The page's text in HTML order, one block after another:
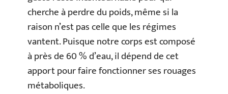
cherche à perdre du poids, même si la
raison n’est pas celle que les régimes
vantent. Puisque notre corps est composé
à près de 60 % d’eau, il dépend de cet
apport pour faire fonctionner ses rouages
métaboliques.